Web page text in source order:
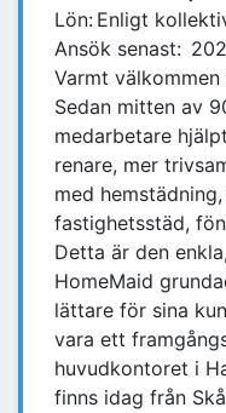
Lön: Enligt
Ansök senast:
Varmt
Sedan mitten av
medarbetare
renare, mer
med
fastighetsstäd,
Detta är den
HomeMaid
lättare för sina
vara ett
huvudkontoret i
finns idag från